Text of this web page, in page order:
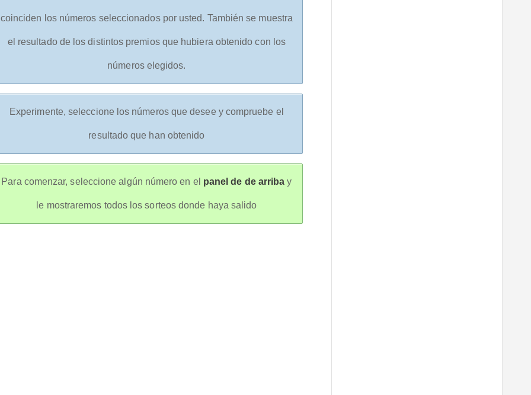
coinciden los números seleccionados por usted. También se muestra
el resultado de los distintos premios que hubiera obtenido con los
números elegidos.
Experimente, seleccione los números que desee y compruebe el
resultado que han obtenido
Para comenzar, seleccione algún número en el panel de de arriba y
le mostraremos todos los sorteos donde haya salido